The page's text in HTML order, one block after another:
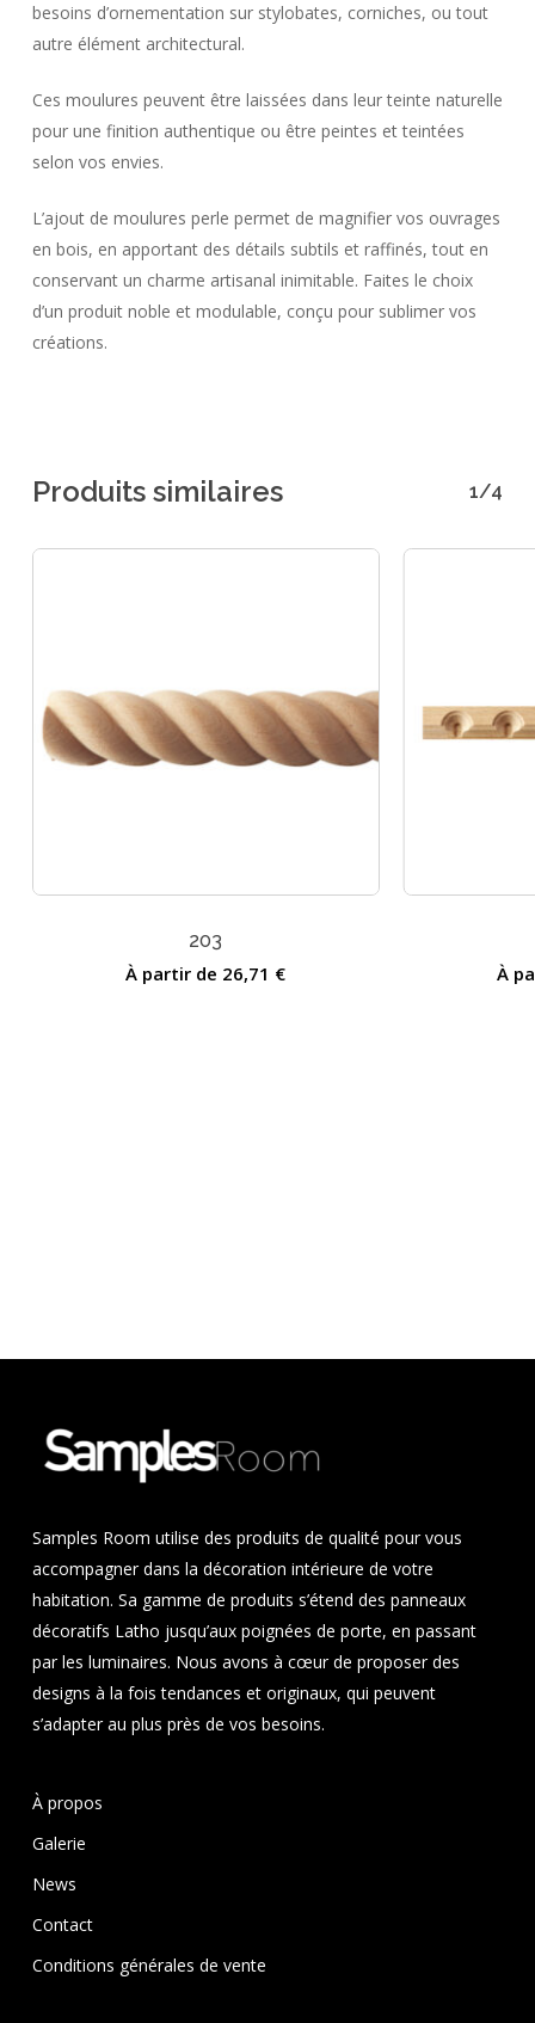
besoins d’ornementation sur stylobates, corniches, ou tout
autre élément architectural.
Ces moulures peuvent être laissées dans leur teinte naturelle
pour une finition authentique ou être peintes et teintées
selon vos envies.
L’ajout de moulures perle permet de magnifier vos ouvrages
en bois, en apportant des détails subtils et raffinés, tout en
conservant un charme artisanal inimitable. Faites le choix
d’un produit noble et modulable, conçu pour sublimer vos
créations.
Produits similaires 1/4
203
À partir de 26,71 € À
Samples Room utilise des produits de qualité pour vous
accompagner dans la décoration intérieure de votre
habitation. Sa gamme de produits s’étend des panneaux
décoratifs Latho jusqu’aux poignées de porte, en passant
par les luminaires. Nous avons à cœur de proposer des
designs à la fois tendances et originaux, qui peuvent
s’adapter au plus près de vos besoins.
À propos
Galerie
News
Contact
Conditions générales de vente